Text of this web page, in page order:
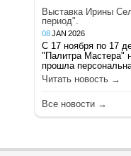
Выставка Ирины
период".
08JAN 2026
С 17 ноября по 17
"Палитра Мастера"
прошла
Читать новость →
Все новости →